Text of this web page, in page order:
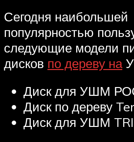
Сегодня наибольшей
популярностью
следующие модели
дисков по дереву на
Диск для УШМ
Диск по дереву
Диск для УШМ